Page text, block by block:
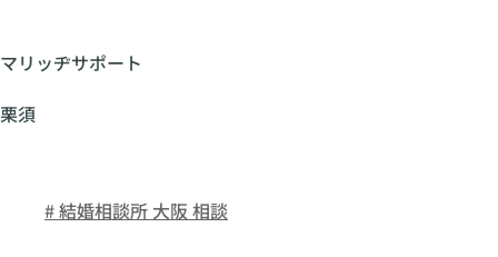
マリッヂサポート
栗須
# 結婚相談所 大阪 相談